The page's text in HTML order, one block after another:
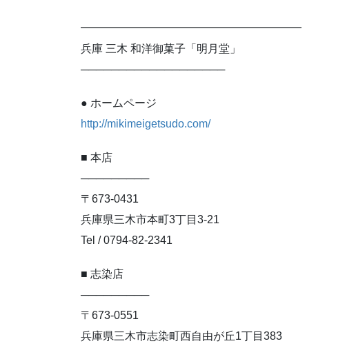
━━━━━━━━━━━━━━━━━━━━
兵庫 三木 和洋御菓子「明月堂」
───────────────────
● ホームページ
http://mikimeigetsudo.com/
■ 本店
─────────
〒673-0431
兵庫県三木市本町3丁目3-21
Tel / 0794-82-2341
■ 志染店
─────────
〒673-0551
兵庫県三木市志染町西自由が丘1丁目383